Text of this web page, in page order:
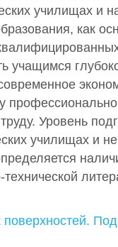
училищах и
как
учащимся
Уровень
училищах и